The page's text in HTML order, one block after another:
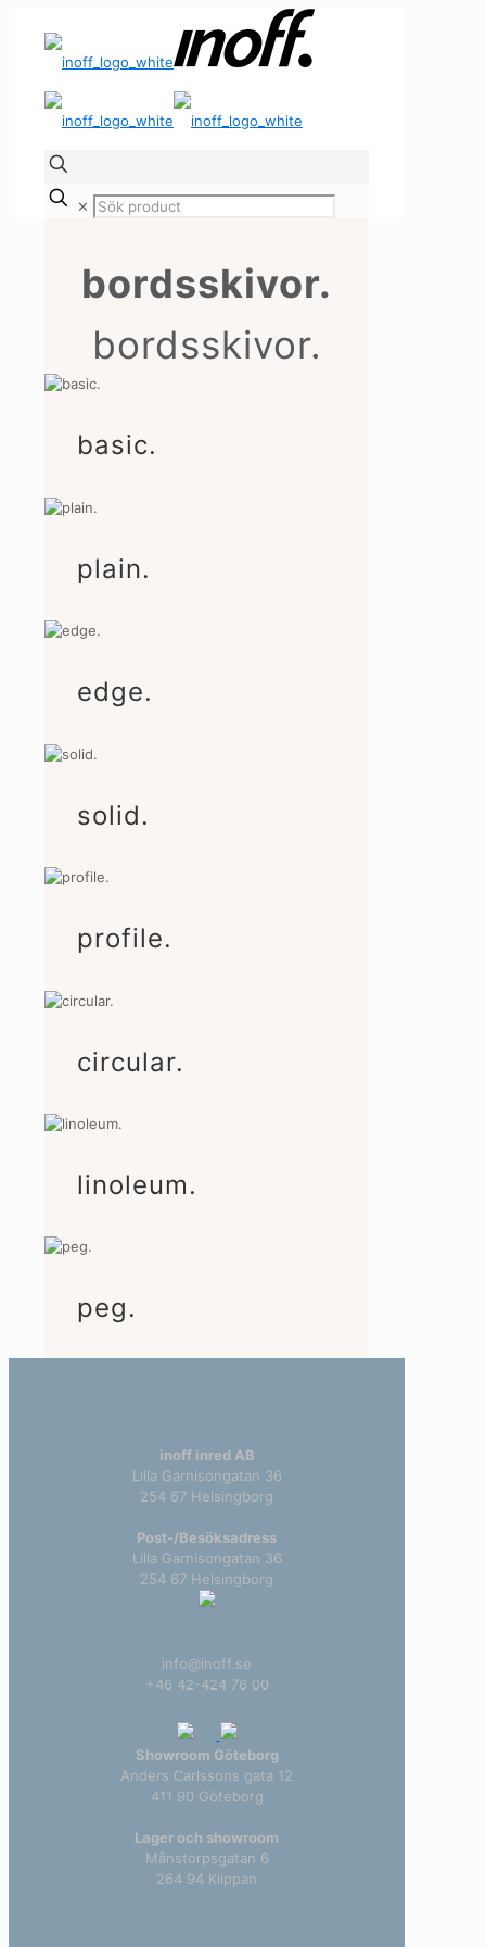
✕
bordsskivor.
bordsskivor.
basic.
plain.
edge.
solid.
profile.
circular.
linoleum.
peg.
inoff inred AB
Lilla Garnisongatan 36
254 67 Helsingborg
Post-/Besöksadress
Lilla Garnisongatan 36
254 67 Helsingborg
info@inoff.se
+46 42-424 76 00
Showroom Göteborg
Anders Carlssons gata 12
411 90 Göteborg
Lager och showroom
Månstorpsgatan 6
264 94 Klippan